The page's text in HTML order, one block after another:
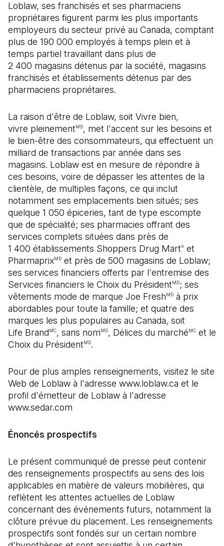
Loblaw, ses franchisés et ses pharmaciens
propriétaires figurent parmi les plus importants
employeurs du secteur privé au Canada, comptant
plus de 190 000 employés à temps plein et à
temps partiel travaillant dans plus de
2 400 magasins détenus par la société, magasins
franchisés et établissements détenus par des
pharmaciens propriétaires.
La raison d'être de Loblaw, soit Vivre bien,
vivre pleinementMD, met l'accent sur les besoins et
le bien-être des consommateurs, qui effectuent un
milliard de transactions par année dans ses
magasins. Loblaw est en mesure de répondre à
ces besoins, voire de dépasser les attentes de la
clientèle, de multiples façons, ce qui inclut
notamment ses emplacements bien situés; ses
quelque 1 050 épiceries, tant de type escompte
que de spécialité; ses pharmacies offrant des
services complets situées dans près de
1 400 établissements Shoppers Drug Mart® et
PharmaprixMD et près de 500 magasins de Loblaw;
ses services financiers offerts par l'entremise des
Services financiers le Choix du PrésidentMD; ses
vêtements mode de marque Joe FreshMD à prix
abordables pour toute la famille; et quatre des
marques les plus populaires au Canada, soit
Life BrandMC, sans nomMD, Délices du marchéMC et le
Choix du PrésidentMD.
Pour de plus amples renseignements, visitez le site
Web de Loblaw à l'adresse www.loblaw.ca et le
profil d'émetteur de Loblaw à l'adresse
www.sedar.com
Énoncés prospectifs
Le présent communiqué de presse peut contenir
des renseignements prospectifs au sens des lois
applicables en matière de valeurs mobilières, qui
reflètent les attentes actuelles de Loblaw
concernant des événements futurs, notamment la
clôture prévue du placement. Les renseignements
prospectifs sont fondés sur un certain nombre